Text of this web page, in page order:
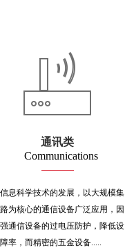
通讯类
Communications
息科学技术的发展，以大规模集
为核心的通信设备广泛应用，因
通信设备的过电压防护，降低设
率，而精密的五金设备.....